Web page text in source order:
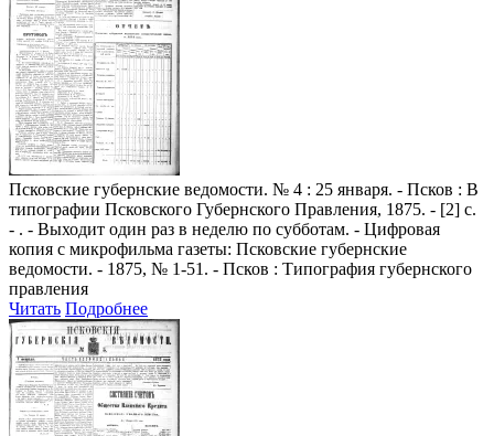
Псковские губернские ведомости. № 4 : 25 января. - Псков : В
типографии Псковского Губернского Правления, 1875. - [2] с.
- . - Выходит один раз в неделю по субботам. - Цифровая
копия с микрофильма газеты: Псковские губернские
ведомости. - 1875, № 1-51. - Псков : Типография губернского
правления
Читать Подробнее